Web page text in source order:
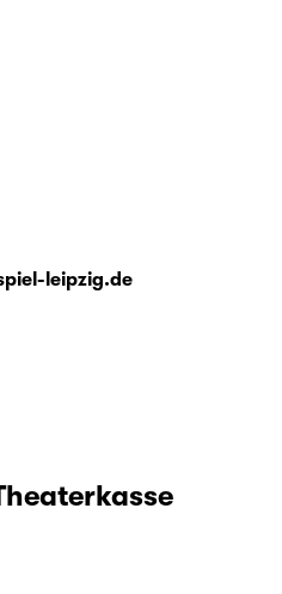
leipzig.de